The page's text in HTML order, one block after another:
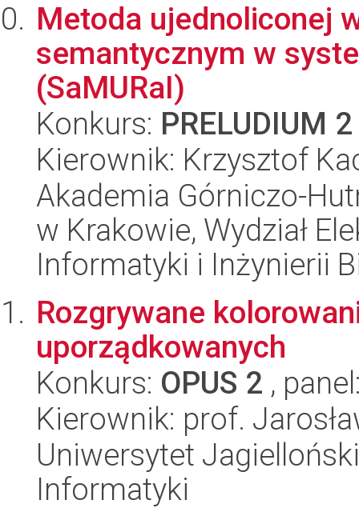
Metoda ujednoliconej
semantycznym w
(SaMURaI)
Konkurs: PRELUDIUM 2
Kierownik: Krzysztof
Akademia Górniczo-
w Krakowie, Wydział
Informatyki i Inżynierii
Rozgrywane
uporządkowanych
Konkurs: OPUS 2 ,
Kierownik: prof.
Uniwersytet
Informatyki